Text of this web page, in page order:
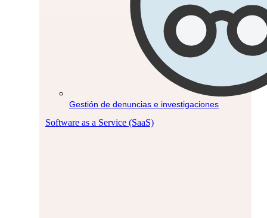
Gestión de denuncias e investigaciones
Software as a Service (SaaS)